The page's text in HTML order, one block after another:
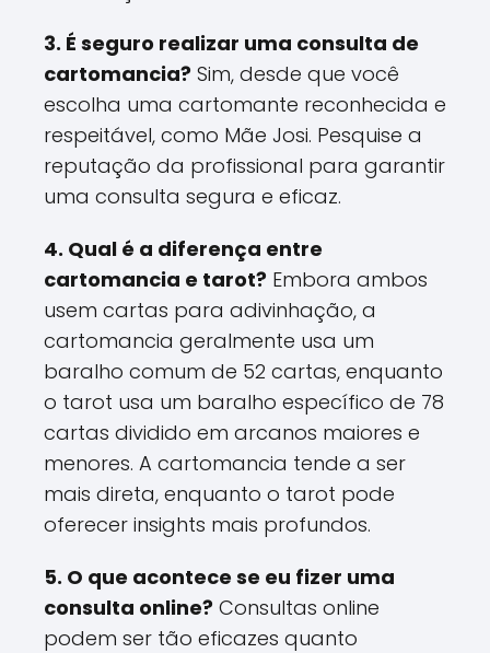
3. É seguro realizar uma consulta de
cartomancia? Sim, desde que você
escolha uma cartomante reconhecida e
respeitável, como Mãe Josi. Pesquise a
reputação da profissional para garantir
uma consulta segura e eficaz.
4. Qual é a diferença entre
cartomancia e tarot? Embora ambos
usem cartas para adivinhação, a
cartomancia geralmente usa um
baralho comum de 52 cartas, enquanto
o tarot usa um baralho específico de 78
cartas dividido em arcanos maiores e
menores. A cartomancia tende a ser
mais direta, enquanto o tarot pode
oferecer insights mais profundos​.
5. O que acontece se eu fizer uma
consulta online? Consultas online
podem ser tão eficazes quanto